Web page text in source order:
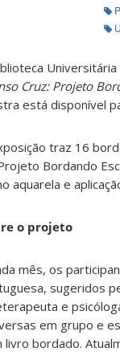
Cruz: Projeto
está disponível
traz 16
Bordando
aquarela e
o projeto
mês, os
sugeridos
e
em grupo e
livro bordado.